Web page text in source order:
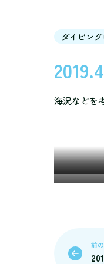
ダイビン
海況などを
前